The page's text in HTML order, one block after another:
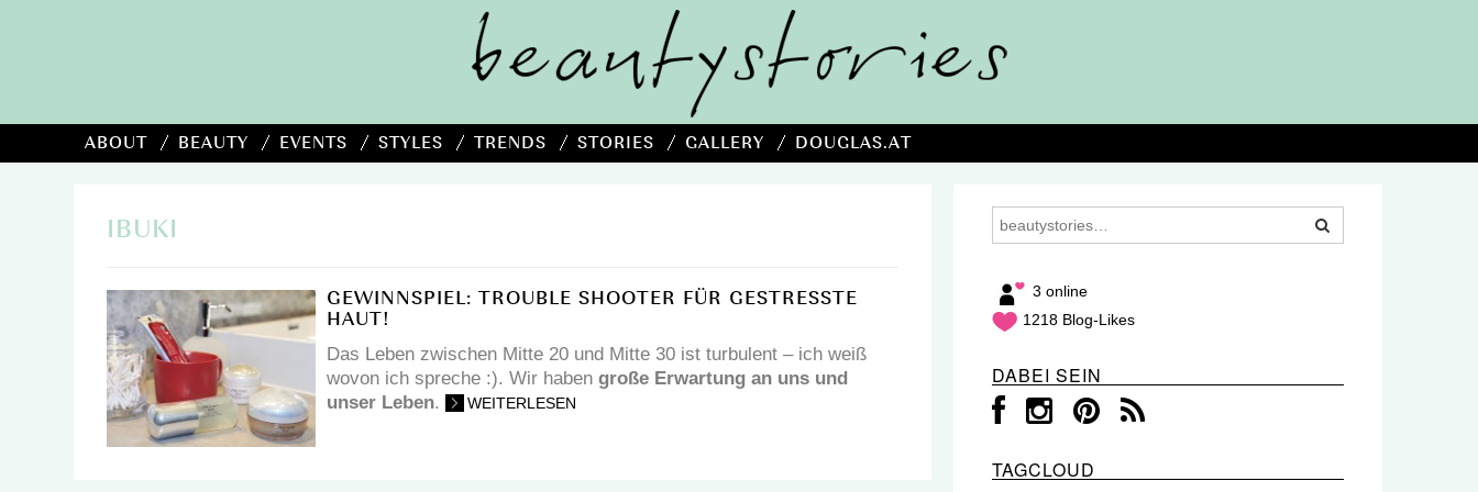
ABOUT BEAUTY EVENTS STYLES TRENDS STORIES GALLERY DOUGLAS.AT
IBUKI
GEWINNSPIEL: TROUBLE SHOOTER FÜR GESTRESSTE
HAUT!
Das Leben zwischen Mitte 20 und Mitte 30 ist turbulent – ich weiß
wovon ich spreche :). Wir haben große Erwartung an uns und
unser Leben. WEITERLESEN
3 online
1218 Blog-Likes
DABEI SEIN
TAGCLOUD